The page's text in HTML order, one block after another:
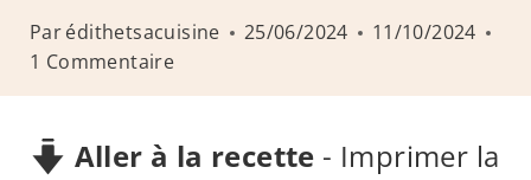
u
Parédithetsacuisine 25/06/2024
11/10/2024
1 Commentaire
Aller à la recette - Imprimer la